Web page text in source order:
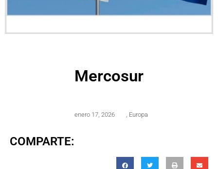
Mercosur
enero 17, 2026 , Europa
COMPARTE: